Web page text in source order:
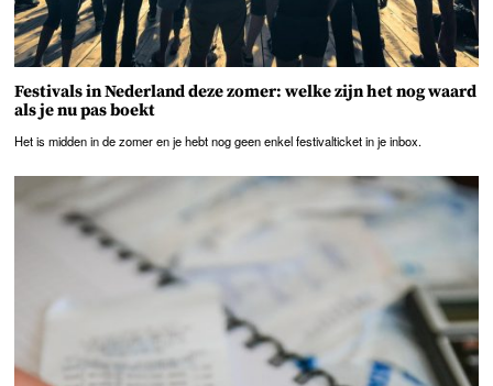
Festivals in Nederland deze zomer: welke zijn het nog waard
als je nu pas boekt
Het is midden in de zomer en je hebt nog geen enkel festivalticket in je inbox.